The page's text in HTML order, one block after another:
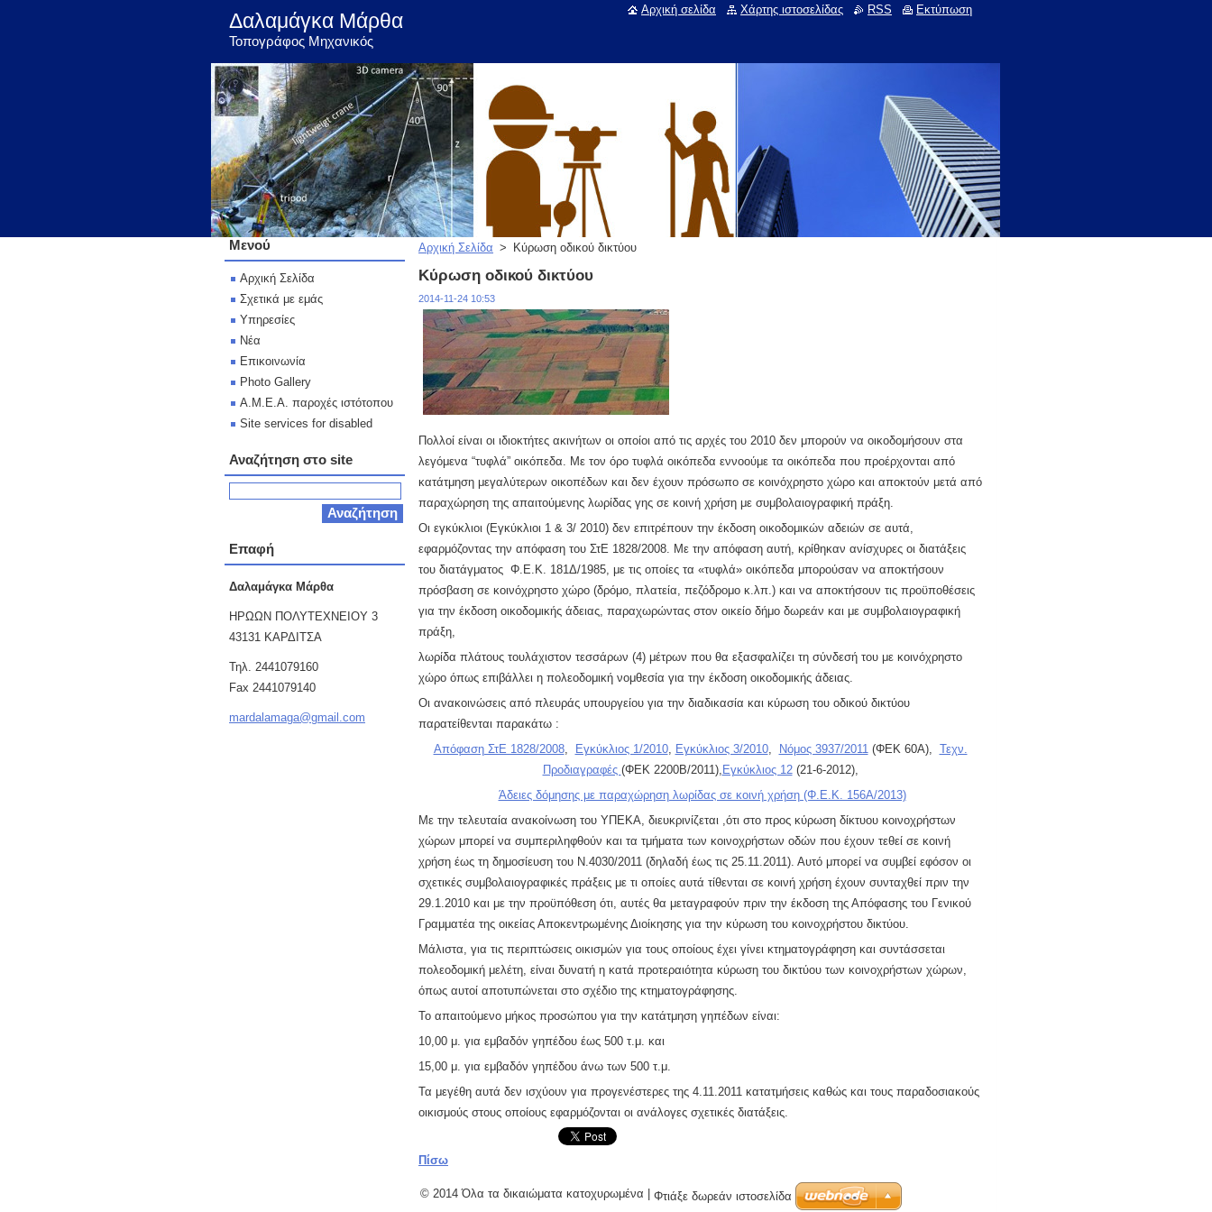
Δαλαμάγκα Μάρθα
Τοπογράφος Μηχανικός
Αρχική Σελίδα > Κύρωση οδικού δικτύου
Κύρωση οδικού δικτύου
2014-11-24 10:53
Πολλοί είναι οι ιδιοκτήτες ακινήτων οι οποίοι από τις αρχές του 2010 δεν μπορούν να οικοδομήσουν στα
λεγόμενα “τυφλά” οικόπεδα. Με τον όρο τυφλά οικόπεδα εννοούμε τα οικόπεδα που προέρχονται από
κατάτμηση μεγαλύτερων οικοπέδων και δεν έχουν πρόσωπο σε κοινόχρηστο χώρο και αποκτούν μετά από
παραχώρηση της απαιτούμενης λωρίδας γης σε κοινή χρήση με συμβολαιογραφική πράξη.
Οι εγκύκλιοι (Εγκύκλιοι 1 & 3/ 2010) δεν επιτρέπουν την έκδοση οικοδομικών αδειών σε αυτά,
εφαρμόζοντας την απόφαση του ΣτΕ 1828/2008. Με την απόφαση αυτή, κρίθηκαν ανίσχυρες οι διατάξεις
του διατάγματος Φ.Ε.Κ. 181Δ/1985, με τις οποίες τα «τυφλά» οικόπεδα μπορούσαν να αποκτήσουν
πρόσβαση σε κοινόχρηστο χώρο (δρόμο, πλατεία, πεζόδρομο κ.λπ.) και να αποκτήσουν τις προϋποθέσεις
για την έκδοση οικοδομικής άδειας, παραχωρώντας στον οικείο δήμο δωρεάν και με συμβολαιογραφική
πράξη,
λωρίδα πλάτους τουλάχιστον τεσσάρων (4) μέτρων που θα εξασφαλίζει τη σύνδεσή του με κοινόχρηστο
χώρο όπως επιβάλλει η πολεοδομική νομθεσία για την έκδοση οικοδομικής άδειας.
Οι ανακοινώσεις από πλευράς υπουργείου για την διαδικασία και κύρωση του οδικού δικτύου
παρατείθενται παρακάτω :
Απόφαση ΣτΕ 1828/2008, Εγκύκλιος 1/2010, Εγκύκλιος 3/2010, Νόμος 3937/2011(ΦΕΚ 60Α), Τεχν.
Προδιαγραφές (ΦΕΚ 2200Β/2011), Εγκύκλιος 12(21-6-2012),
Άδειες δόμησης με παραχώρηση λωρίδας σε κοινή χρήση (Φ.Ε.Κ. 156Α/2013)
Με την τελευταία ανακοίνωση του ΥΠΕΚΑ, διευκρινίζεται ,ότι στο προς κύρωση δίκτυου κοινοχρήστων
χώρων μπορεί να συμπεριληφθούν και τα τμήματα των κοινοχρήστων οδών που έχουν τεθεί σε κοινή
χρήση έως τη δημοσίευση του Ν.4030/2011 (δηλαδή έως τις 25.11.2011). Αυτό μπορεί να συμβεί εφόσον οι
σχετικές συμβολαιογραφικές πράξεις με τι οποίες αυτά τίθενται σε κοινή χρήση έχουν συνταχθεί πριν την
29.1.2010 και με την προϋπόθεση ότι, αυτές θα μεταγραφούν πριν την έκδοση της Απόφασης του Γενικού
Γραμματέα της οικείας Αποκεντρωμένης Διοίκησης για την κύρωση του κοινοχρήστου δικτύου.
Μάλιστα, για τις περιπτώσεις οικισμών για τους οποίους έχει γίνει κτηματογράφηση και συντάσσεται
πολεοδομική μελέτη, είναι δυνατή η κατά προτεραιότητα κύρωση του δικτύου των κοινοχρήστων χώρων,
όπως αυτοί αποτυπώνεται στο σχέδιο της κτηματογράφησης.
Το απαιτούμενο μήκος προσώπου για την κατάτμηση γηπέδων είναι:
10,00 μ. για εμβαδόν γηπέδου έως 500 τ.μ. και
15,00 μ. για εμβαδόν γηπέδου άνω των 500 τ.μ.
Τα μεγέθη αυτά δεν ισχύουν για προγενέστερες της 4.11.2011 κατατμήσεις καθώς και τους παραδοσιακούς
οικισμούς στους οποίους εφαρμόζονται οι ανάλογες σχετικές διατάξεις.
Πίσω
Μενού
Αρχική Σελίδα
Σχετικά με εμάς
Υπηρεσίες
Νέα
Επικοινωνία
Photo Gallery
Α.Μ.Ε.Α. παροχές ιστότοπου
Site services for disabled
Αναζήτηση στο site
Επαφή
Δαλαμάγκα Μάρθα
ΗΡΩΩΝ ΠΟΛΥΤΕΧΝΕΙΟΥ 3
43131 ΚΑΡΔΙΤΣΑ
Τηλ. 2441079160
Fax 2441079140
mardalamaga@gmai l.com
Αρχική σελίδα Χάρτης ιστοσελίδας RSS Εκτύπωση
© 2014 Όλα τα δικαιώματα κατοχυρωμένα Φτιάξε δωρεάν ιστοσελίδα